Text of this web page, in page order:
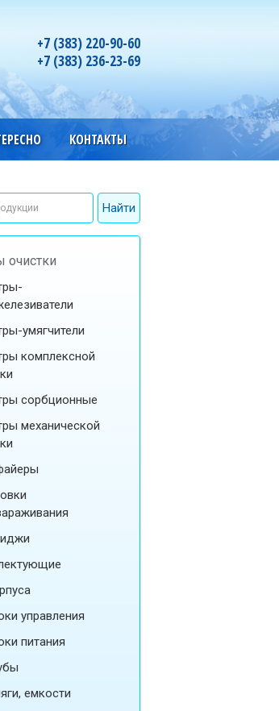
+7 (383) 220-90-60
+7 (383) 236-23-69
КОНТАКТЫ
очистки
умягчители
комплексной
сорбционные
механической
управления
питания
емкости